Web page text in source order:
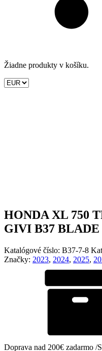
Žiadne produkty v košíku.
HONDA XL 750
GIVI B37 BLADE
Katalógové číslo: B37-7-8
Značky: 2023, 2024, 2025,
Doprava nad 200€ zadarmo /